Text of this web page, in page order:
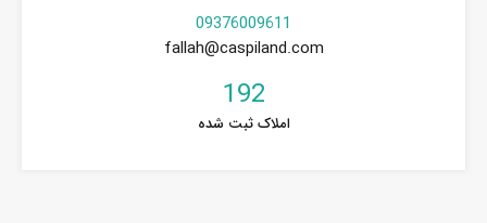
09376009611
fallah@caspiland.com
192
املاک ثبت شده